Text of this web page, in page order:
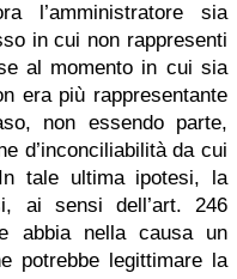
l’amministratore sia
in cui non rappresenti
al momento in cui sia
era più rappresentante
non essendo parte,
d’inconciliabilità da cui
tale ultima ipotesi, la
ai sensi dell’art. 246
abbia nella causa un
potrebbe legittimare la